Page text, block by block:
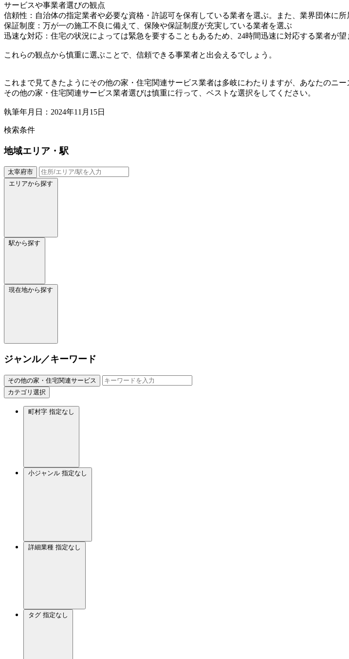
サービスや事業者選びの観点
信頼性：自治体の指定業者や必要な資格・許認可を保有している業者を選ぶ。また、業界団体に
保証制度：万が一の施工不良に備えて、保険や保証制度が充実している業者を選ぶ
迅速な対応：住宅の状況によっては緊急を要することもあるため、24時間迅速に対応する業者が望
これらの観点から慎重に選ぶことで、信頼できる事業者と出会えるでしょう。
これまで見てきたようにその他の家・住宅関連サービス業者は多岐にわたりますが、あなたのニー
その他の家・住宅関連サービス業者選びは慎重に行って、ベストな選択をしてください。
執筆年月日：2024年11月15日
検索条件
地域エリア・駅
太宰府市
エリアから探す
駅から探す
現在地から探す
ジャンル／キーワード
その他の家・住宅関連サービス
カテゴリ選択
町村字 指定なし
小ジャンル 指定なし
詳細業種 指定なし
タグ 指定なし